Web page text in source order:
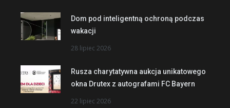
Dom pod inteligentną ochroną podczas
wakacji
28 lipiec 2026
Rusza charytatywna aukcja unikatowego
okna Drutex z autografami FC Bayern
22 lipiec 2026